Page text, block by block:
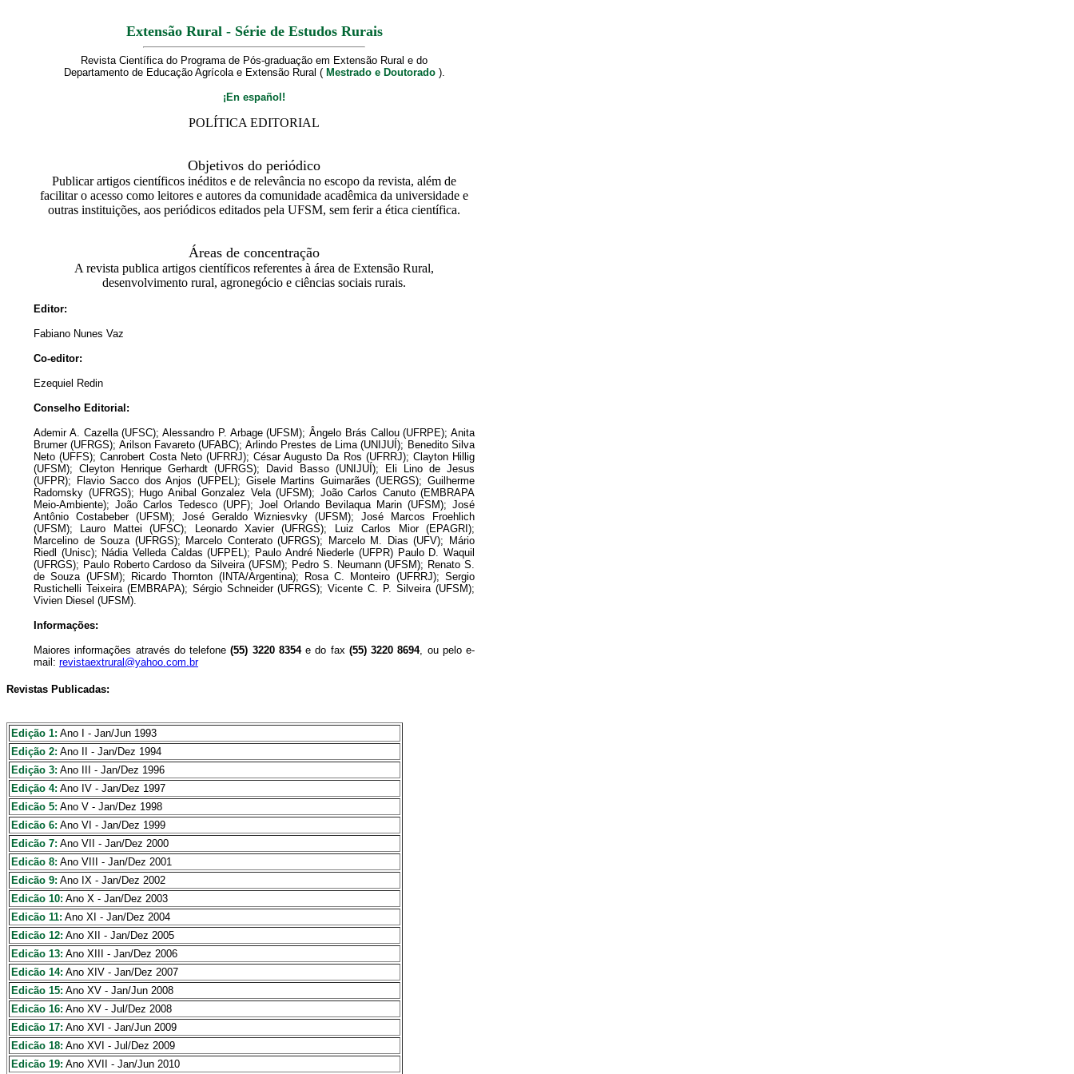
Extensão Rural - Série de Estudos Rurais
Revista Científica do Programa de Pós-graduação em Extensão Rural e do
Departamento de Educação Agrícola e Extensão Rural ( Mestrado e Doutorado).
¡En español!
POLÍTICA EDITORIAL
Objetivos do periódico
Publicar artigos científicos inéditos e de relevância no escopo da revista, além de
facilitar o acesso como leitores e autores da comunidade acadêmica da universidade e
outras instituições, aos periódicos editados pela UFSM, sem ferir a ética científica.
Áreas de concentração
A revista publica artigos científicos referentes à área de Extensão Rural,
desenvolvimento rural, agronegócio e ciências sociais rurais.
Editor:
Fabiano Nunes Vaz
Co-editor:
Ezequiel Redin
Conselho Editorial:
Ademir A. Cazella (UFSC); Alessandro P. Arbage (UFSM); Ângelo Brás Callou (UFRPE); Anita
Brumer (UFRGS); Arilson Favareto (UFABC); Arlindo Prestes de Lima (UNIJUÍ); Benedito Silva
Neto (UFFS); Canrobert Costa Neto (UFRRJ); César Augusto Da Ros (UFRRJ); Clayton Hillig
(UFSM); Cleyton Henrique Gerhardt (UFRGS); David Basso (UNIJUÍ); Eli Lino de Jesus
(UFPR); Flavio Sacco dos Anjos (UFPEL); Gisele Martins Guimarães (UERGS); Guilherme
Radomsky (UFRGS); Hugo Anibal Gonzalez Vela (UFSM); João Carlos Canuto (EMBRAPA
Meio-Ambiente); João Carlos Tedesco (UPF); Joel Orlando Bevilaqua Marin (UFSM); José
Antônio Costabeber (UFSM); José Geraldo Wizniesvky (UFSM); José Marcos Froehlich
(UFSM); Lauro Mattei (UFSC); Leonardo Xavier (UFRGS); Luiz Carlos Mior (EPAGRI);
Marcelino de Souza (UFRGS); Marcelo Conterato (UFRGS); Marcelo M. Dias (UFV); Mário
Riedl (Unisc); Nádia Velleda Caldas (UFPEL); Paulo André Niederle (UFPR) Paulo D. Waquil
(UFRGS); Paulo Roberto Cardoso da Silveira (UFSM); Pedro S. Neumann (UFSM); Renato S.
de Souza (UFSM); Ricardo Thornton (INTA/Argentina); Rosa C. Monteiro (UFRRJ); Sergio
Rustichelli Teixeira (EMBRAPA); Sérgio Schneider (UFRGS); Vicente C. P. Silveira (UFSM);
Vivien Diesel (UFSM).
Informações:
Maiores informações através do telefone(55) 3220 8354e do fax (55) 3220 8694, ou pelo e-
mail: revistaextrural@yahoo.com.br
Revistas Publicadas:
Edição 1: Ano I - Jan/Jun 1993
Edição 2: Ano II - Jan/Dez 1994
Edição 3: Ano III - Jan/Dez 1996
Edição 4: Ano IV - Jan/Dez 1997
Edicão 5: Ano V - Jan/Dez 1998
Edicão 6: Ano VI - Jan/Dez 1999
Edicão 7: Ano VII - Jan/Dez 2000
Edicão 8: Ano VIII - Jan/Dez 2001
Edicão 9: Ano IX - Jan/Dez 2002
Edicão 10: Ano X - Jan/Dez 2003
Edicão 11: Ano XI - Jan/Dez 2004
Edicão 12: Ano XII - Jan/Dez 2005
Edicão 13: Ano XIII - Jan/Dez 2006
Edicão 14: Ano XIV - Jan/Dez 2007
Edicão 15: Ano XV - Jan/Jun 2008
Edicão 16: Ano XV - Jul/Dez 2008
Edicão 17: Ano XVI - Jan/Jun 2009
Edicão 18: Ano XVI - Jul/Dez 2009
Edicão 19: Ano XVII - Jan/Jun 2010